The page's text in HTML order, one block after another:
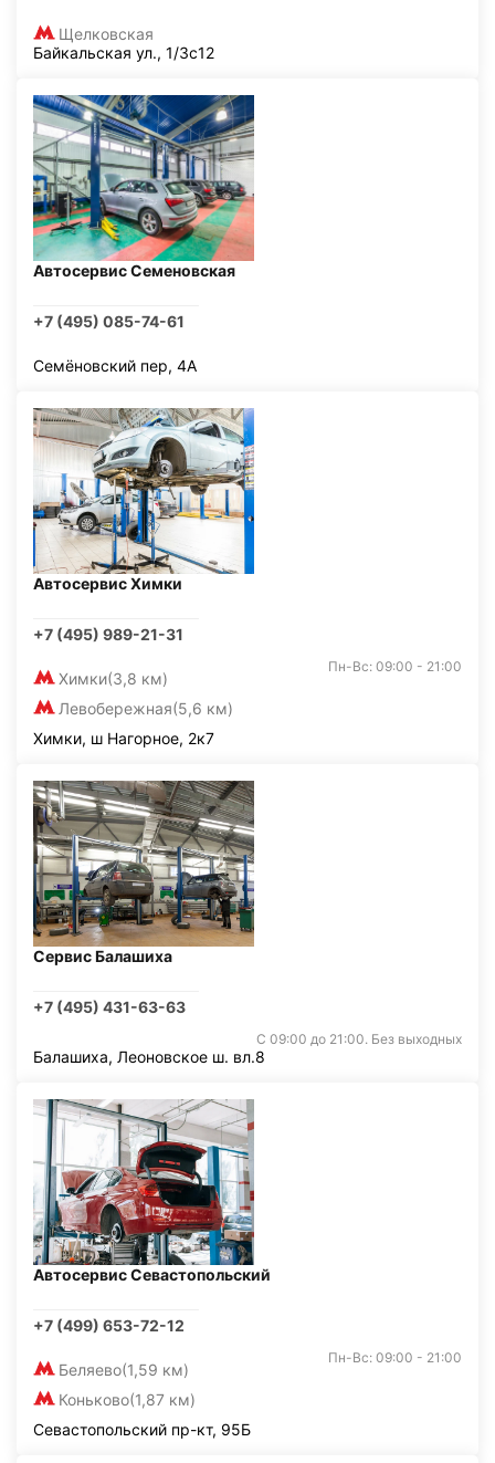
Щелковская
Байкальская ул., 1/3с12
Автосервис Семеновская
+7 (495) 085-74-61
Семёновский пер, 4А
Автосервис Химки
+7 (495) 989-21-31
Химки(3,8 км)
Левобережная(5,6 км)
Пн-Вс: 09:00 - 21:00
Химки, ш Нагорное, 2к7
Сервис Балашиха
+7 (495) 431-63-63
С 09:00 до 21:00. Без выходных
Балашиха, Леоновское ш. вл.8
Автосервис Севастопольский
+7 (499) 653-72-12
Беляево(1,59 км)
Коньково(1,87 км)
Пн-Вс: 09:00 - 21:00
Севастопольский пр-кт, 95Б